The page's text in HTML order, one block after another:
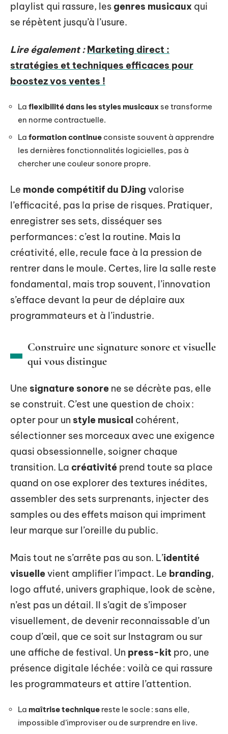
playlist qui rassure, les genres musicaux qui
se répètent jusqu’à l’usure.
Lire également : Marketing direct :
stratégies et techniques efficaces pour
boostez vos ventes !
La flexibilité dans les styles musicaux se transforme
en norme contractuelle.
La formation continue consiste souvent à apprendre
les dernières fonctionnalités logicielles, pas à
chercher une couleur sonore propre.
Le monde compétitif du DJing valorise
l’efficacité, pas la prise de risques. Pratiquer,
enregistrer ses sets, disséquer ses
performances : c’est la routine. Mais la
créativité, elle, recule face à la pression de
rentrer dans le moule. Certes, lire la salle reste
fondamental, mais trop souvent, l’innovation
s’efface devant la peur de déplaire aux
programmateurs et à l’industrie.
Construire une signature sonore et visuelle
qui vous distingue
Une signature sonore ne se décrète pas, elle
se construit. C’est une question de choix :
opter pour un style musical cohérent,
sélectionner ses morceaux avec une exigence
quasi obsessionnelle, soigner chaque
transition. La créativité prend toute sa place
quand on ose explorer des textures inédites,
assembler des sets surprenants, injecter des
samples ou des effets maison qui impriment
leur marque sur l’oreille du public.
Mais tout ne s’arrête pas au son. L’identité
visuellevient amplifier l’impact. Le branding,
logo affuté, univers graphique, look de scène,
n’est pas un détail. Il s’agit de s’imposer
visuellement, de devenir reconnaissable d’un
coup d’œil, que ce soit sur Instagram ou sur
une affiche de festival. Un press-kit pro, une
présence digitale léchée : voilà ce qui rassure
les programmateurs et attire l’attention.
La maîtrise technique reste le socle : sans elle,
impossible d’improviser ou de surprendre en live.